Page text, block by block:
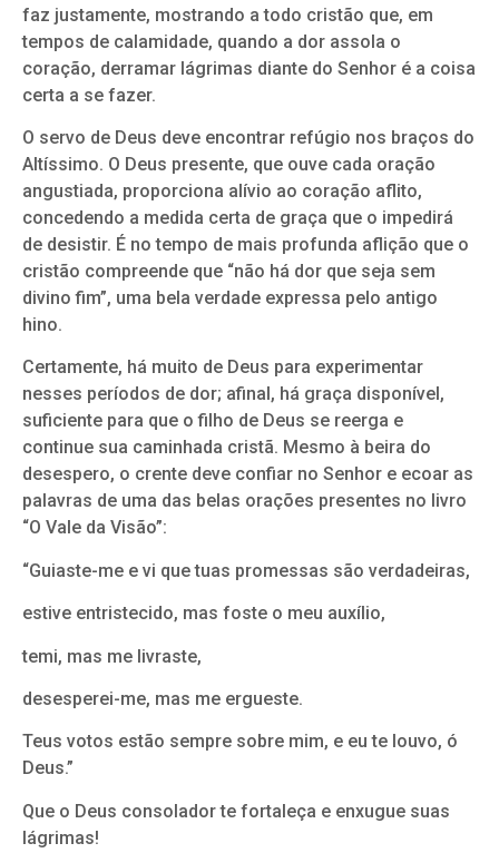
faz justamente, mostrando a todo cristão que, em
tempos de calamidade, quando a dor assola o
coração, derramar lágrimas diante do Senhor é a coisa
certa a se fazer.
O servo de Deus deve encontrar refúgio nos braços do
Altíssimo. O Deus presente, que ouve cada oração
angustiada, proporciona alívio ao coração aflito,
concedendo a medida certa de graça que o impedirá
de desistir. É no tempo de mais profunda aflição que o
cristão compreende que “não há dor que seja sem
divino fim”, uma bela verdade expressa pelo antigo
hino.
Certamente, há muito de Deus para experimentar
nesses períodos de dor; afinal, há graça disponível,
suficiente para que o filho de Deus se reerga e
continue sua caminhada cristã. Mesmo à beira do
desespero, o crente deve confiar no Senhor e ecoar as
palavras de uma das belas orações presentes no livro
“O Vale da Visão”:
“Guiaste-me e vi que tuas promessas são verdadeiras,
estive entristecido, mas foste o meu auxílio,
temi, mas me livraste,
desesperei-me, mas me ergueste.
Teus votos estão sempre sobre mim, e eu te louvo, ó
Deus.”
Que o Deus consolador te fortaleça e enxugue suas
lágrimas!